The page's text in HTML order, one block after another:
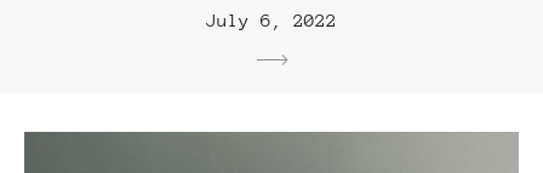
July 6, 2022